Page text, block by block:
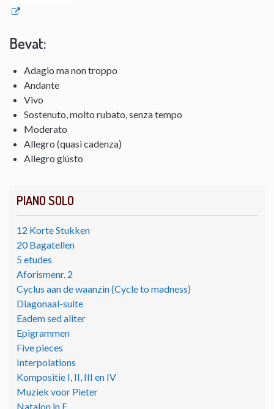
PIANO SOLO
12 Korte Stukken
20 Bagatellen
5 etudes
Aforismenr. 2
Cyclus aan de waanzin (Cycle to madness)
Diagonaal-suite
Eadem sed aliter
Epigrammen
Five pieces
Interpolations
Kompositie I, II, III en IV
Muziek voor Pieter
Natalon in E
Bevat:
Adagio ma non troppo
Andante
Vivo
Sostenuto, molto rubato, senza tempo
Moderato
Allegro (quasi cadenza)
Allegro giùsto